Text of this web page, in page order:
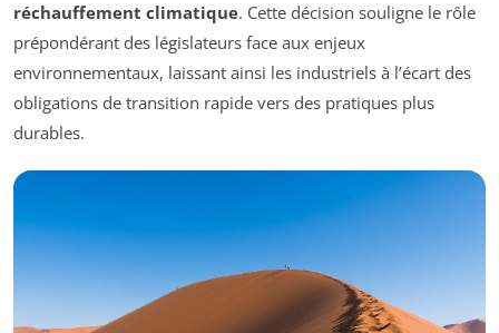
réchauffement climatique. Cette décision souligne le rôle
prépondérant des législateurs face aux enjeux
environnementaux, laissant ainsi les industriels à l’écart des
obligations de transition rapide vers des pratiques plus
durables.